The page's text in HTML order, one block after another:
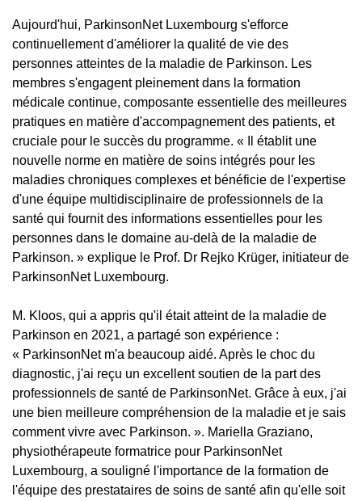
Aujourd'hui, ParkinsonNet Luxembourg s'efforce
continuellement d'améliorer la qualité de vie des
personnes atteintes de la maladie de Parkinson. Les
membres s'engagent pleinement dans la formation
médicale continue, composante essentielle des meilleures
pratiques en matière d'accompagnement des patients, et
cruciale pour le succès du programme. « Il établit une
nouvelle norme en matière de soins intégrés pour les
maladies chroniques complexes et bénéficie de l'expertise
d'une équipe multidisciplinaire de professionnels de la
santé qui fournit des informations essentielles pour les
personnes dans le domaine au-delà de la maladie de
Parkinson. » explique le Prof. Dr Rejko Krüger, initiateur de
ParkinsonNet Luxembourg.
M. Kloos, qui a appris qu'il était atteint de la maladie de
Parkinson en 2021, a partagé son expérience :
« ParkinsonNet m'a beaucoup aidé. Après le choc du
diagnostic, j'ai reçu un excellent soutien de la part des
professionnels de santé de ParkinsonNet. Grâce à eux, j'ai
une bien meilleure compréhension de la maladie et je sais
comment vivre avec Parkinson. ». Mariella Graziano,
physiothérapeute formatrice pour ParkinsonNet
Luxembourg, a souligné l'importance de la formation de
l'équipe des prestataires de soins de santé afin qu'elle soit